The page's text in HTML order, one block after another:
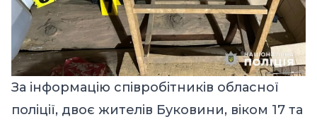
За інформацію співробітників обласної
поліції, двоє жителів Буковини, віком 17 та